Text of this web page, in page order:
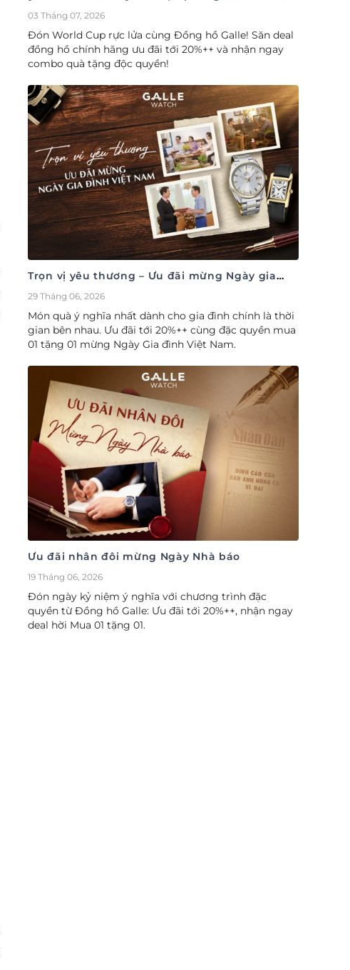
cúp săn deal – Siêu ưu đãi đồng hành cùng
World Cup
03 Tháng 07, 2026
Đón World Cup rực lửa cùng Đồng hồ Galle! Săn deal
đồng hồ chính hãng ưu đãi tới 20%++ và nhận ngay
combo quà tặng độc quyền!
Trọn vị yêu thương – Ưu đãi mừng Ngày gia
đình Việt Nam 28/06
29 Tháng 06, 2026
Món quà ý nghĩa nhất dành cho gia đình chính là thời
gian bên nhau. Ưu đãi tới 20%++ cùng đặc quyền mua
01 tặng 01 mừng Ngày Gia đình Việt Nam.
Ưu đãi nhân đôi mừng Ngày Nhà báo
19 Tháng 06, 2026
Đón ngày kỷ niệm ý nghĩa với chương trình đặc
quyền từ Đồng hồ Galle: Ưu đãi tới 20%++, nhận ngay
deal hời Mua 01 tặng 01.